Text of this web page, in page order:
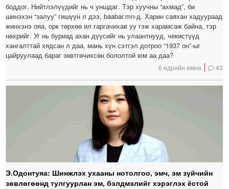
боддог. Нийтлэлүүдийг нь ч уншдаг. Тэр хуучны “ахмад”, би
шинэхэн “залуу” гишүүн л дээ, baabar.mn-д. Харин саяхан хадуураад
жинхэнэ ояа, орк төрхөө ил гаргачихав уу гэж харамсаж байна, тэр
нөхрийг. Уг нь буриад ахан дүүсийг нь улаантнууд, чекистүүд
хангалттай хядсан л даа, мань хүн сэтгэл дотроо “1937 он”-ыг
цайруулаад бараг зөвтгөчихсөн бололтой юм аа даа?
6 өдрийн өмнө 43
Э.Одонтуяа: Шинжлэх ухааны нотолгоо, эмч, эм зүйчийн
зөвлөгөөнд тулгуурлан эм, бэлдмэлийг хэрэглэх ёстой